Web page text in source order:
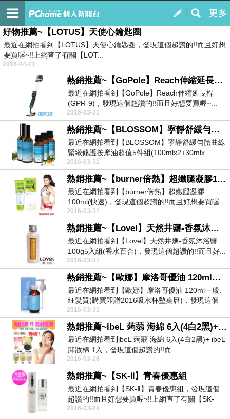
我的
訂閱
PChome Online
好物推薦~【LOTUS】天使心鑰匙圈
最近在網拍看到【LOTUS】天使心鑰匙圈，發現這個超讚的!!而且好想
要買喔~!!上網查了有關【LOT...
2016-04-01
熱銷推薦~【GoPole】Reach伸縮延長桿(GPR-9)
最近在網拍看到【GoPole】Reach伸縮延長桿
(GPR-9)，發現這個超讚的!!而且好想要買喔~...
2016-03-31
熱銷推薦~【BLOSSOM】寧靜舒緩勻體曲線緊緻修護按摩油超值5件組(100mlx2+30mlx3)
最近在網拍看到【BLOSSOM】寧靜舒緩勻體曲線
緊緻修護按摩油超值5件組(100mlx2+30mlx...
2016-03-31
熱銷推薦~【burner倍熱】超孅腿凝膠100ml(快速)
最近在網拍看到【burner倍熱】超孅腿凝膠
100ml(快速)，發現這個超讚的!!而且好想要買喔
~!...
2016-03-31
熱銷推薦~【Lovel】天然井鹽-香氛沐浴鹽100g5入組(香水百合)
最近在網拍看到【Lovel】天然井鹽-香氛沐浴鹽
100g5入組(香水百合)，發現這個超讚的!!而且好...
2016-03-31
熱銷推薦~【歐娜】摩洛哥優油 120ml一般、細髮質(購買即贈2016吸水杯墊桌曆)
最近在網拍看到【歐娜】摩洛哥優油 120ml一般、
細髮質(購買即贈2016吸水杯墊桌曆)，發現這個
超...
2016-03-31
熱銷推薦~ibeL 蒟蒻 海綿 6入(4白2黑)+ ibeL 卸妝棉 1入
最近在網拍看到ibeL 蒟蒻 海綿 6入(4白2黑)+ ibeL
卸妝棉 1入，發現這個超讚的!!而...
2016-03-28
熱銷推薦~【SK-Ⅱ】青春優惠組
最近在網拍看到【SK-Ⅱ】青春優惠組，發現這個
超讚的!!而且好想要買喔~!!上網查了有關【SK-
Ⅱ】...
2016-03-28